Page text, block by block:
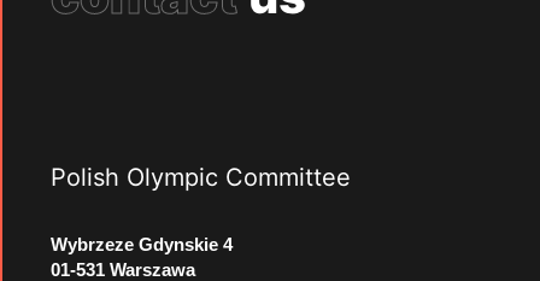
Polish Olympic Committee
Wybrzeze Gdynskie 4
01-531 Warszawa